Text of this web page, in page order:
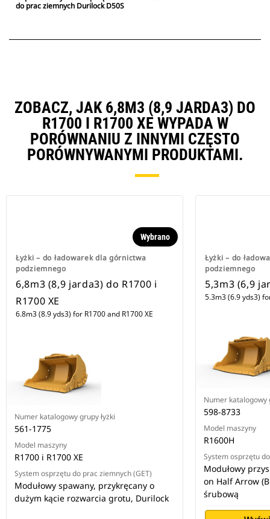
do prac ziemnych Durilock D50S
ZOBACZ, JAK 6,8M3 (8,9 JARDA3) DO
R1700 I R1700 XE WYPADA W
PORÓWNANIU Z INNYMI CZĘSTO
PORÓWNYWANYMI PRODUKTAMI.
Łyżki – do ładowarek dla górnictwa
podziemnego
Wybrano
6,8m3 (8,9 jarda3) do R1700 i
R1700 XE
6.8m3 (8.9 yds3) for R1700 and R1700 XE
Numer katalogowy grupy łyżki
561-1775
Model maszyny
R1700 i R1700 XE
System osprzętu do prac ziemnych (GET)
Modułowy spawany, przykręcany o
dużym kącie rozwarcia grotu, Durilock
Łyżki – do
podziemnego
5,3m3 (6,9
5.3m3 (6.9 yds3)
Numer katalogowy
598-8733
Model maszyny
R1600H
System osprzętu
Modułowy
on Half Arrow
śrubową